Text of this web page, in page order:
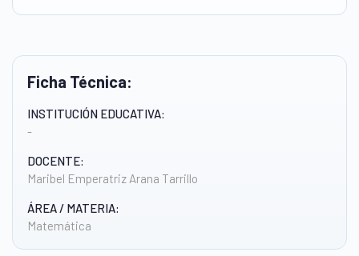
Ficha Técnica:
INSTITUCIÓN EDUCATIVA:
-
DOCENTE:
Maribel Emperatriz Arana Tarrillo
ÁREA / MATERIA:
Matemática